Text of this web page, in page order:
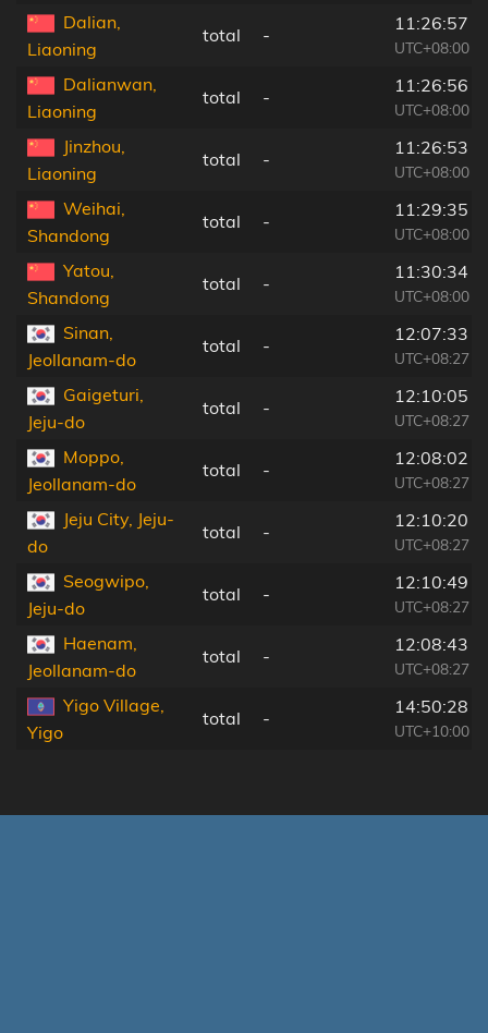
Dalian,
Liaoning
total -
11:26:57
UTC+08:00
Dalianwan,
Liaoning
total -
11:26:56
UTC+08:00
Jinzhou,
Liaoning
total -
11:26:53
UTC+08:00
Weihai,
Shandong
total -
11:29:35
UTC+08:00
Yatou,
Shandong
total -
11:30:34
UTC+08:00
Sinan,
Jeollanam-do
total -
12:07:33
UTC+08:27
Gaigeturi,
Jeju-do
total -
12:10:05
UTC+08:27
Moppo,
Jeollanam-do
total -
12:08:02
UTC+08:27
Jeju City, Jeju-
do
total -
12:10:20
UTC+08:27
Seogwipo,
Jeju-do
total -
12:10:49
UTC+08:27
Haenam,
Jeollanam-do
total -
12:08:43
UTC+08:27
Yigo Village,
Yigo
total -
14:50:28
UTC+10:00